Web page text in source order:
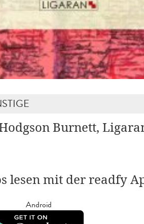
Burnett,
lesen mit der readfy
Android